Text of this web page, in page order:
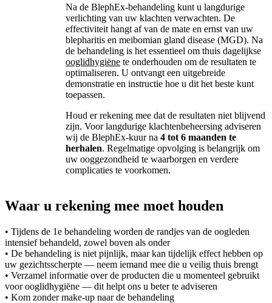
Na de BlephEx-behandeling kunt u langdurige
verlichting van uw klachten verwachten. De
effectiviteit hangt af van de mate en ernst van uw
blepharitis en meibomian gland disease (MGD). Na
de behandeling is het essentieel om thuis dagelijkse
ooglidhygiëne te onderhouden om de resultaten te
optimaliseren. U ontvangt een uitgebreide
demonstratie en instructie hoe u dit het beste kunt
toepassen.
Houd er rekening mee dat de resultaten niet blijvend
zijn. Voor langdurige klachtenbeheersing adviseren
wij de BlephEx-kuur na 4 tot 6 maanden te
herhalen. Regelmatige opvolging is belangrijk om
uw ooggezondheid te waarborgen en verdere
complicaties te voorkomen.
Waar u rekening mee moet houden
• Tijdens de 1e behandeling worden de randjes van de oogleden
intensief behandeld, zowel boven als onder
• De behandeling is niet pijnlijk, maar kan tijdelijk effect hebben op
uw gezichtsscherpte — neem iemand mee die u veilig thuis brengt
• Verzamel informatie over de producten die u momenteel gebruikt
voor ooglidhygiëne — dit helpt ons u beter te adviseren
• Kom zonder make-up naar de behandeling